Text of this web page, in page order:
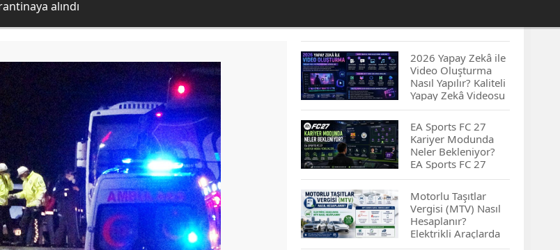
alındı
2026 Yapay Zekâ ile
Video Oluşturma
Nasıl Yapılır? Kaliteli
Yapay Zekâ Videosu
Hazırlamanın
İpuçları...
EA Sports FC 27
Kariyer Modunda
Neler Bekleniyor?
EA Sports FC 27
Kariyer Modu
Yenilikleri…
Motorlu Taşıtlar
Vergisi (MTV) Nasıl
Hesaplanır?
Elektrikli Araçlarda
MTV Nasıl